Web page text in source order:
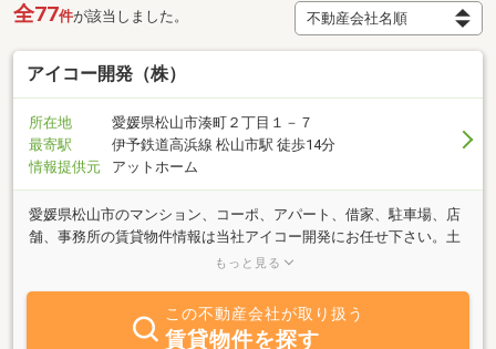
全77件が該当しました。
アイコー開発（株）
所在地
愛媛県松山市湊町２丁目１－７
最寄駅
伊予鉄道高浜線 松山市駅 徒歩14分
情報提供元
アットホーム
愛媛県松山市のマンション、コーポ、アパート、借家、駐車場、店
舗、事務所の賃貸物件情報は当社アイコー開発にお任せ下さい。土
地、建物の売買の仲介のご相談や建物リフォームも網戸一枚からフ
もっと見る
この不動産会社が取り扱う
賃貸物件を探す